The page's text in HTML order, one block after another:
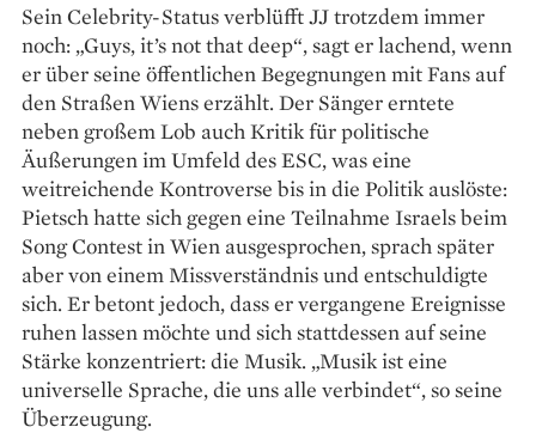
Sein Celebrity-Status verblüfft JJ trotzdem immer
noch: „Guys, it’s not that deep“, sagt er lachend, wenn
er über seine öffentlichen Begegnungen mit Fans auf
den Straßen Wiens erzählt. Der Sänger erntete
neben großem Lob auch Kritik für politische
Äußerungen im Umfeld des ESC, was eine
weitreichende Kontroverse bis in die Politik auslöste:
Pietsch hatte sich gegen eine Teilnahme Israels beim
Song Contest in Wien ausgesprochen, sprach später
aber von einem Missverständnis und entschuldigte
sich. Er betont jedoch, dass er vergangene Ereignisse
ruhen lassen möchte und sich stattdessen auf seine
Stärke konzentriert: die Musik. „Musik ist eine
universelle Sprache, die uns alle verbindet“, so seine
Überzeugung.